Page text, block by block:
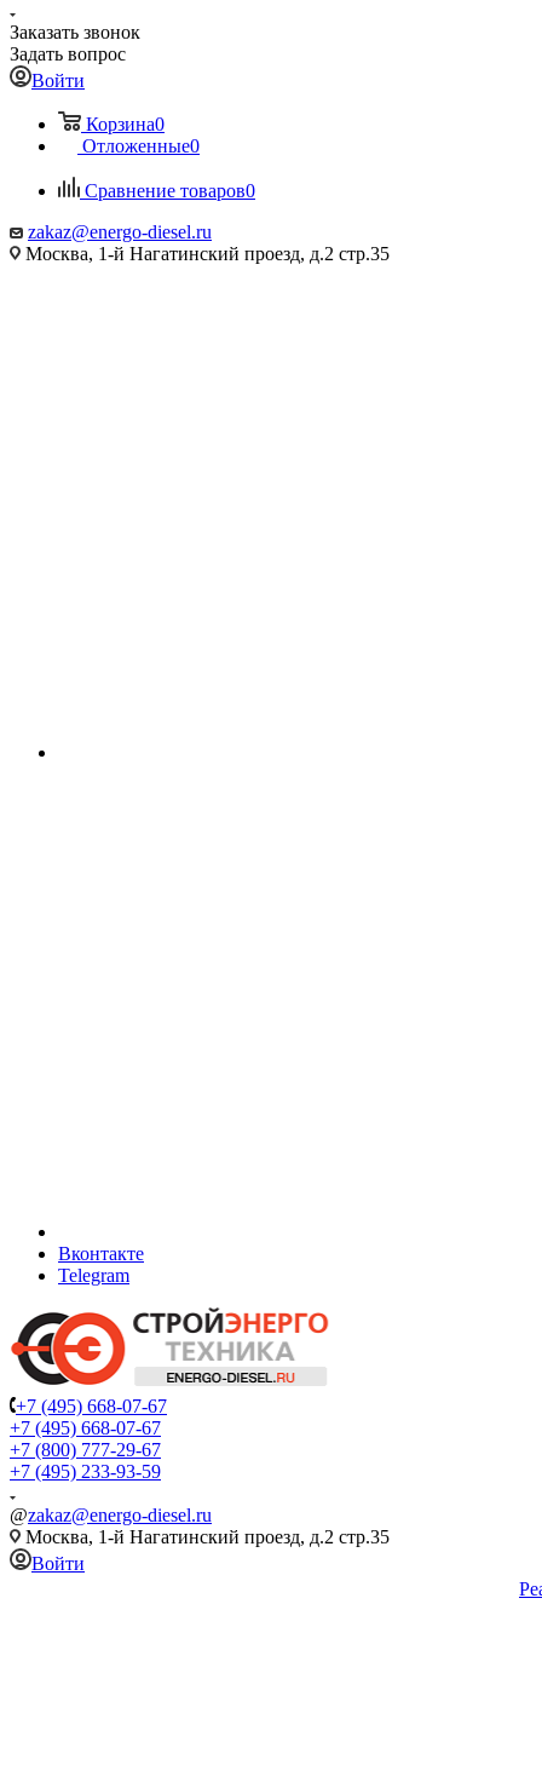
Заказать звонок
Задать вопрос
Войти
Корзина0
Отложенные0
Сравнение товаров0
zakaz@energo-diesel.ru
Москва, 1-й Нагатинский проезд, д.2 стр.35
Вконтакте
Telegram
+7 (495) 668-07-67
+7 (495) 668-07-67
+7 (800) 777-29-67
+7 (495) 233-93-59
@zakaz@energo-diesel.ru
Москва, 1-й Нагатинский проезд, д.2 стр.35
Войти